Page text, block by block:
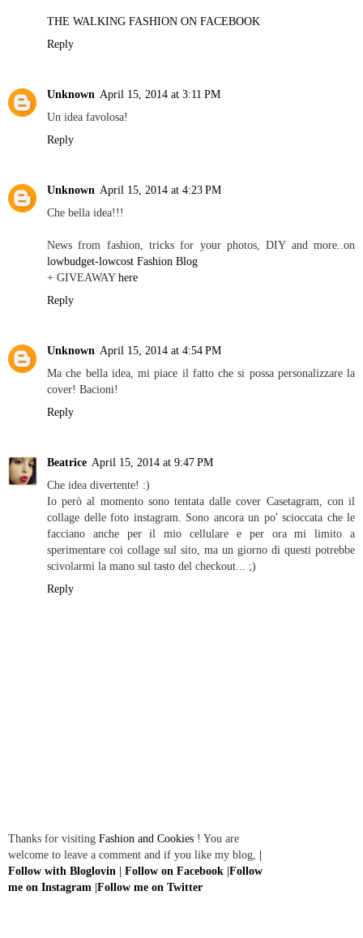
THE WALKING FASHION ON FACEBOOK
Reply
Unknown April 15, 2014 at 3:11 PM
Un idea favolosa!
Reply
Unknown April 15, 2014 at 4:23 PM
Che bella idea!!!
News from fashion, tricks for your photos, DIY and more..on
lowbudget-lowcost Fashion Blog
+ GIVEAWAYhere
Reply
Unknown April 15, 2014 at 4:54 PM
Ma che bella idea, mi piace il fatto che si possa personalizzare la
cover! Bacioni!
Reply
Beatrice April 15, 2014 at 9:47 PM
Che idea divertente! :)
Io però al momento sono tentata dalle cover Casetagram, con il
collage delle foto instagram. Sono ancora un po' scioccata che le
facciano anche per il mio cellulare e per ora mi limito a
sperimentare coi collage sul sito, ma un giorno di questi potrebbe
scivolarmi la mano sul tasto del checkout... ;)
Reply
Thanks for visiting Fashion and Cookies ! You are
welcome to leave a comment and if you like my blog, |
Follow with Bloglovin | Follow on Facebook |Follow
me on Instagram |Follow me on Twitter